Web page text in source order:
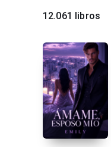
12.061 libros